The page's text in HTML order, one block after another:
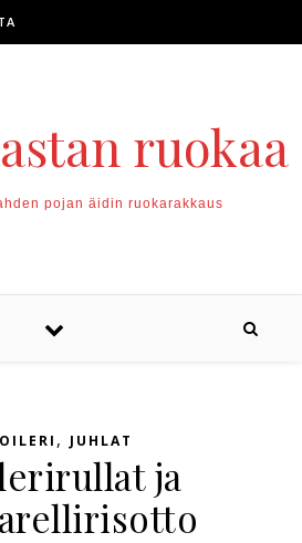
ruokaa
pojan äidin ruokarakkaus
, JUHLAT
ja